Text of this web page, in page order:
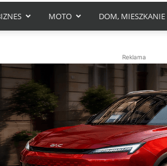
MOTO DOM, MIESZKANIE
Reklama